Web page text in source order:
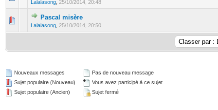
Lalalasong 25/10/2014, 20:48
Pascal misère
Lalalasong 25/10/2014, 20:50
Nouveaux messages
Sujet populaire (Nouveau)
Sujet populaire (Ancien)
Pas de nouveau message
Vous avez participé à ce sujet
Sujet fermé